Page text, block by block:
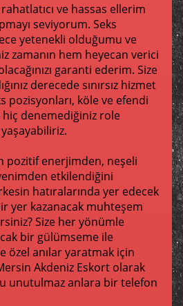
ve hassas ellerim
seviyorum. Seks
yetenekli olduğumu ve
zamanın hem heyecan verici
garanti ederim. Size
derecede sınırsız hizmet
pozisyonları, köle ve efendi
hiç denemediğiniz role
pozitif enerjimden, neşeli
etkilendiğini
hatıralarında yer edecek
yer kazanacak muhteşem
Size her yönümle
bir gülümseme ile
özel anılar yaratmak için
Akdeniz Eskort olarak
unutulmaz anlara bir telefon